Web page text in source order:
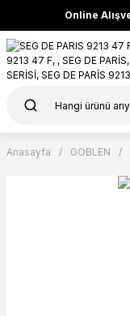
Online
Anasayfa GOBLEN